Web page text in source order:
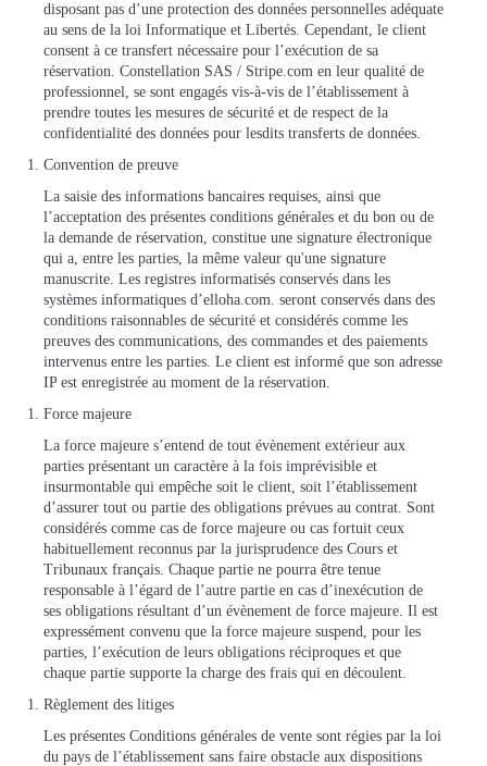
disposant pas d’une protection des données personnelles adéquate
au sens de la loi Informatique et Libertés. Cependant, le client
consent à ce transfert nécessaire pour l’exécution de sa
réservation. Constellation SAS / Stripe.com en leur qualité de
professionnel, se sont engagés vis-à-vis de l’établissement à
prendre toutes les mesures de sécurité et de respect de la
confidentialité des données pour lesdits transferts de données.
Convention de preuve
La saisie des informations bancaires requises, ainsi que
l’acceptation des présentes conditions générales et du bon ou de
la demande de réservation, constitue une signature électronique
qui a, entre les parties, la même valeur qu'une signature
manuscrite. Les registres informatisés conservés dans les
systèmes informatiques d’elloha.com. seront conservés dans des
conditions raisonnables de sécurité et considérés comme les
preuves des communications, des commandes et des paiements
intervenus entre les parties. Le client est informé que son adresse
IP est enregistrée au moment de la réservation.
Force majeure
La force majeure s’entend de tout évènement extérieur aux
parties présentant un caractère à la fois imprévisible et
insurmontable qui empêche soit le client, soit l’établissement
d’assurer tout ou partie des obligations prévues au contrat. Sont
considérés comme cas de force majeure ou cas fortuit ceux
habituellement reconnus par la jurisprudence des Cours et
Tribunaux français. Chaque partie ne pourra être tenue
responsable à l’égard de l’autre partie en cas d’inexécution de
ses obligations résultant d’un évènement de force majeure. Il est
expressément convenu que la force majeure suspend, pour les
parties, l’exécution de leurs obligations réciproques et que
chaque partie supporte la charge des frais qui en découlent.
Règlement des litiges
Les présentes Conditions générales de vente sont régies par la loi
du pays de l’établissement sans faire obstacle aux dispositions